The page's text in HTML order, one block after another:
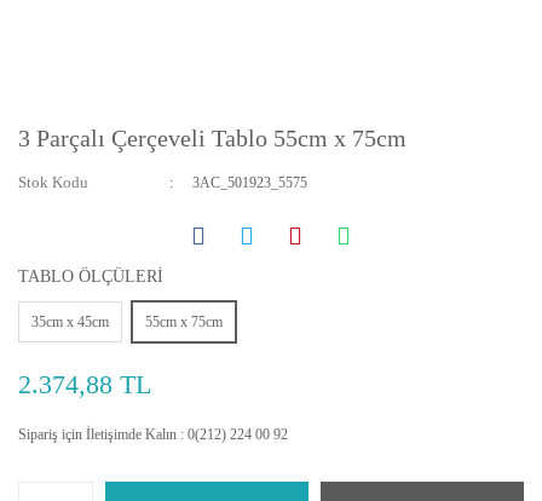
3 Parçalı Çerçeveli Tablo 55cm x 75cm
Stok Kodu 3AC_501923_5575
TABLO ÖLÇÜLERİ
35cm x 45cm 55cm x 75cm
2.374,88 TL
Sipariş için İletişimde Kalın : 0(212) 224 00 92